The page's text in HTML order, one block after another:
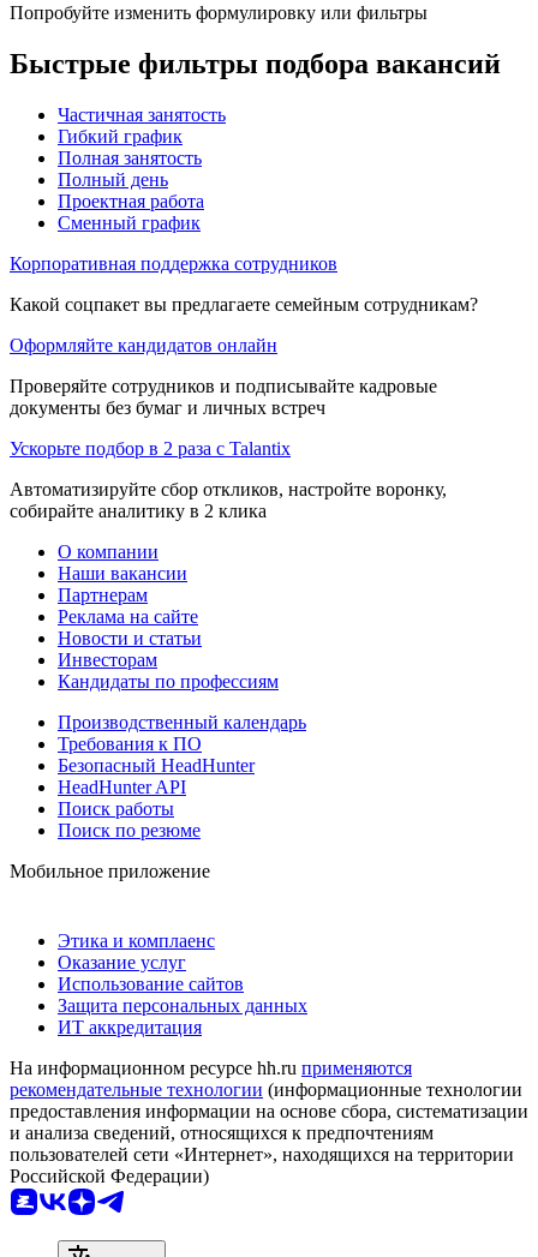
Попробуйте изменить формулировку или фильтры
Быстрые фильтры подбора вакансий
Частичная занятость
Гибкий график
Полная занятость
Полный день
Проектная работа
Сменный график
Корпоративная поддержка сотрудников
Какой соцпакет вы предлагаете семейным сотрудникам?
Оформляйте кандидатов онлайн
Проверяйте сотрудников и подписывайте кадровые
документы без бумаг и личных встреч
Ускорьте подбор в 2 раза с Talantix
Автоматизируйте сбор откликов, настройте воронку,
собирайте аналитику в 2 клика
О компании
Наши вакансии
Партнерам
Реклама на сайте
Новости и статьи
Инвесторам
Кандидаты по профессиям
Производственный календарь
Требования к ПО
Безопасный HeadHunter
HeadHunter API
Поиск работы
Поиск по резюме
Мобильное приложение
Этика и комплаенс
Оказание услуг
Использование сайтов
Защита персональных данных
ИТ аккредитация
На информационном ресурсе hh.ru применяются
рекомендательные технологии (информационные технологии
предоставления информации на основе сбора, систематизации
и анализа сведений, относящихся к предпочтениям
пользователей сети «Интернет», находящихся на территории
Российской Федерации)